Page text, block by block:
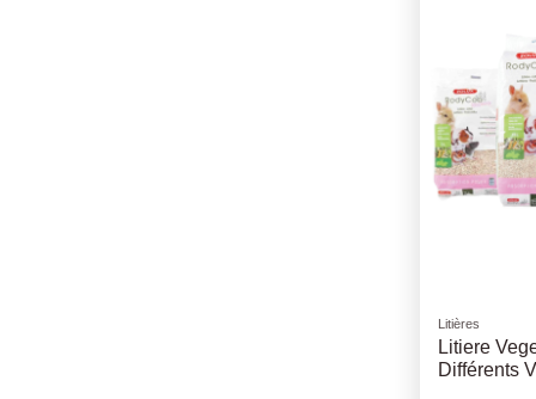
Litières
Litiere
Différents